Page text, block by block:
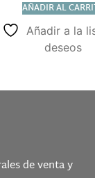
AÑADIR AL
Añadir a la
deseos
de venta y